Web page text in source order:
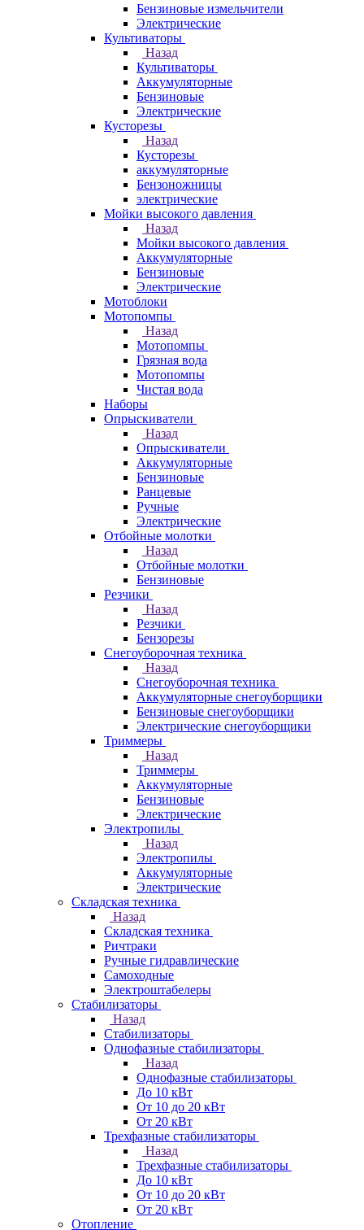
Бензиновые измельчители
Электрические
Культиваторы
Назад
Культиваторы
Аккумуляторные
Бензиновые
Электрические
Кусторезы
Назад
Кусторезы
аккумуляторные
Бензоножницы
электрические
Мойки высокого давления
Назад
Мойки высокого давления
Аккумуляторные
Бензиновые
Электрические
Мотоблоки
Мотопомпы
Назад
Мотопомпы
Грязная вода
Мотопомпы
Чистая вода
Наборы
Опрыскиватели
Назад
Опрыскиватели
Аккумуляторные
Бензиновые
Ранцевые
Ручные
Электрические
Отбойные молотки
Назад
Отбойные молотки
Бензиновые
Резчики
Назад
Резчики
Бензорезы
Снегоуборочная техника
Назад
Снегоуборочная техника
Аккумуляторные снегоуборщики
Бензиновые снегоуборщики
Электрические снегоуборщики
Триммеры
Назад
Триммеры
Аккумуляторные
Бензиновые
Электрические
Электропилы
Назад
Электропилы
Аккумуляторные
Электрические
Складская техника
Назад
Складская техника
Ричтраки
Ручные гидравлические
Самоходные
Электроштабелеры
Стабилизаторы
Назад
Стабилизаторы
Однофазные стабилизаторы
Назад
Однофазные стабилизаторы
До 10 кВт
От 10 до 20 кВт
От 20 кВт
Трехфазные стабилизаторы
Назад
Трехфазные стабилизаторы
До 10 кВт
От 10 до 20 кВт
От 20 кВт
Отопление